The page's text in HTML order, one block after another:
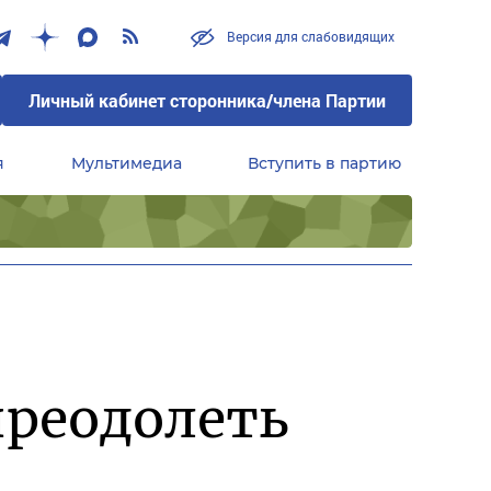
Версия для слабовидящих
Личный кабинет сторонника/члена Партии
Мультимедиа Вступить в партию